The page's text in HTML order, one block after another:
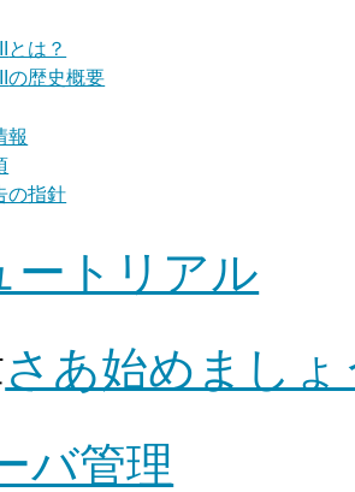
とは？
の歴史概要
報
の指針
ートリアル
さあ始めましょ
バ管理